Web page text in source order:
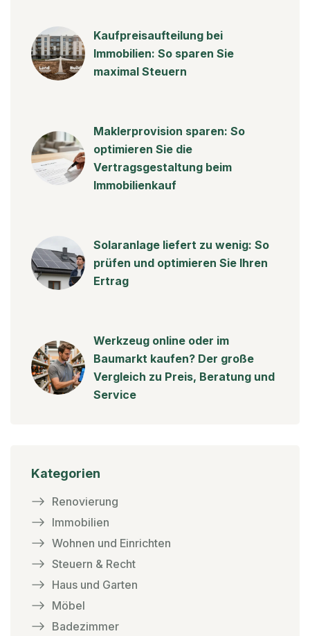
Kaufpreisaufteilung bei
Immobilien: So sparen Sie
maximal Steuern
Maklerprovision sparen: So
optimieren Sie die
Vertragsgestaltung beim
Immobilienkauf
Solaranlage liefert zu wenig: So
prüfen und optimieren Sie Ihren
Ertrag
Werkzeug online oder im
Baumarkt kaufen? Der große
Vergleich zu Preis, Beratung und
Service
Kategorien
Renovierung
Immobilien
Wohnen und Einrichten
Steuern & Recht
Haus und Garten
Möbel
Badezimmer